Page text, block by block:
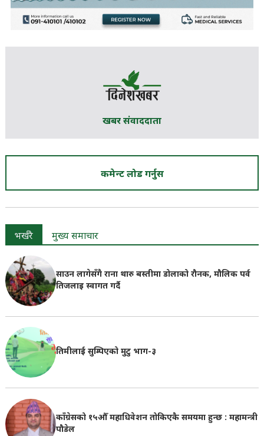
खबर संवाददाता
कमेन्ट लोड गर्नुस
भर्खरै मुख्य समाचार
साउन लागेसँगै राना थारु बस्तीमा डोलाको रौनक, मौलिक पर्व
तिजलाइ स्वागत गर्दै
तिमीलाई सुम्पिएको मुटु भाग-३
काँग्रेसको १५औँ महाधिवेशन तोकिएकै समयमा हुन्छ : महामन्त्री
पौडेल